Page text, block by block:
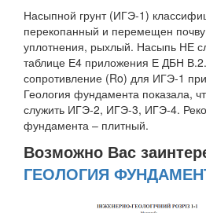
Насыпной грунт (ИГЭ-1)
перекопанный и перемещен
уплотнения, рыхлый. Насыпь НЕ
таблице Е4 приложения Е ДБН
сопротивление (Ro) для ИГЭ-1
Геология фундамента показала,
служить ИГЭ-2, ИГЭ-3, ИГЭ-4.
фундамента – плитный.
Возможно Вас
ГЕОЛОГИЯ